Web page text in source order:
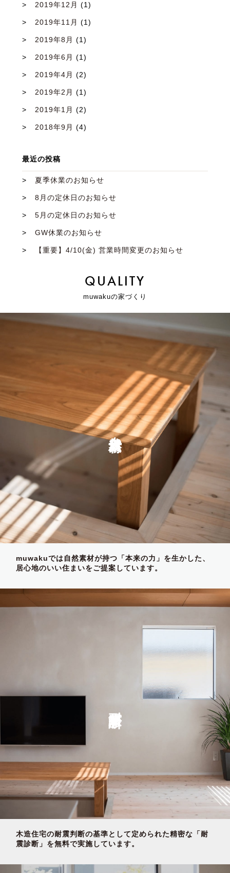
2019年12月 (1)
2019年11月 (1)
2019年8月 (1)
2019年6月 (1)
2019年4月 (2)
2019年2月 (1)
2019年1月 (2)
2018年9月 (4)
最近の投稿
夏季休業のお知らせ
8月の定休日のお知らせ
5月の定休日のお知らせ
GW休業のお知らせ
【重要】4/10(金) 営業時間変更のお知らせ
QUALITY
muwakuの家づくり
自然素材
muwakuでは自然素材が持つ「本来の力」を生かした、
居心地のいい住まいをご提案しています。
木造住宅の耐震判断の基準として定められた精密な「耐
震診断」を無料で実施しています。